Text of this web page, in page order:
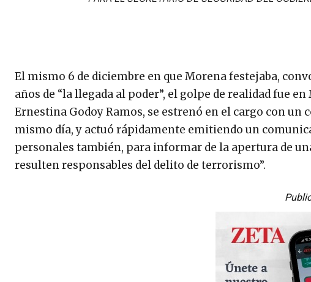
El mismo 6 de diciembre en que Morena festejaba,
años de “la llegada al poder”, el golpe de realidad fue
Ernestina Godoy Ramos, se estrenó en el cargo con
mismo día, y actuó rápidamente emitiendo un
personales también, para informar de la apertura de
resulten responsables del delito de terrorismo”.